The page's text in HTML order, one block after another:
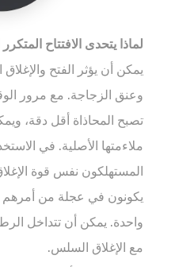
لماذا يتحدى الافتتاح
يمكن أن يؤثر الفتح
وعنق الزجاجة. مع مرور
تصبح المحاذاة أقل دقة،
ملاءمتها الأصلية. في
المستهلكون نفس قوة
يكونون في عجلة من أمرهم
واحدة. يمكن أن تتداخل
مع الإغلاق السلس.